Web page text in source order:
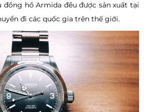
đồng hồ Armida đều được sản xuất tại
đi các quốc gia trên thế giới.